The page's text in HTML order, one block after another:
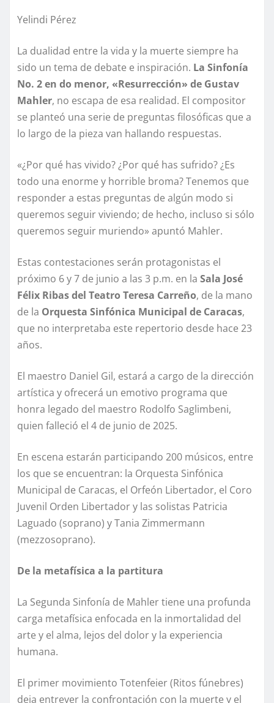
Yelindi Pérez
La dualidad entre la vida y la muerte siempre ha
sido un tema de debate e inspiración. La Sinfonía
No. 2 en do menor, «Resurrección» de Gustav
Mahler, no escapa de esa realidad. El compositor
se planteó una serie de preguntas filosóficas que a
lo largo de la pieza van hallando respuestas.
«¿Por qué has vivido? ¿Por qué has sufrido? ¿Es
todo una enorme y horrible broma? Tenemos que
responder a estas preguntas de algún modo si
queremos seguir viviendo; de hecho, incluso si sólo
queremos seguir muriendo» apuntó Mahler.
Estas contestaciones serán protagonistas el
próximo 6 y 7 de junio a las 3 p.m. en la Sala José
Félix Ribas del Teatro Teresa Carreño, de la mano
de la Orquesta Sinfónica Municipal de Caracas,
que no interpretaba este repertorio desde hace 23
años.
El maestro Daniel Gil, estará a cargo de la dirección
artística y ofrecerá un emotivo programa que
honra legado del maestro Rodolfo Saglimbeni,
quien falleció el 4 de junio de 2025.
En escena estarán participando 200 músicos, entre
los que se encuentran: la Orquesta Sinfónica
Municipal de Caracas, el Orfeón Libertador, el Coro
Juvenil Orden Libertador y las solistas Patricia
Laguado (soprano) y Tania Zimmermann
(mezzosoprano).
De la metafísica a la partitura
La Segunda Sinfonía de Mahler tiene una profunda
carga metafísica enfocada en la inmortalidad del
arte y el alma, lejos del dolor y la experiencia
humana.
El primer movimiento Totenfeier (Ritos fúnebres)
deja entrever la confrontación con la muerte y el